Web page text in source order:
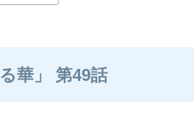
る華」 第49話